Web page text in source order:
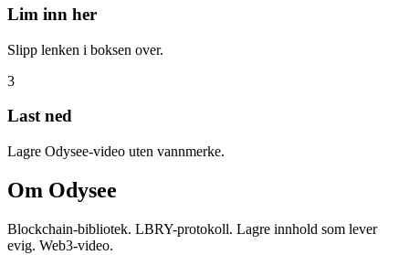
Lim inn her
Slipp lenken i boksen over.
3
Last ned
Lagre Odysee-video uten vannmerke.
Om Odysee
Blockchain-bibliotek. LBRY-protokoll. Lagre innhold som lever
evig. Web3-video.